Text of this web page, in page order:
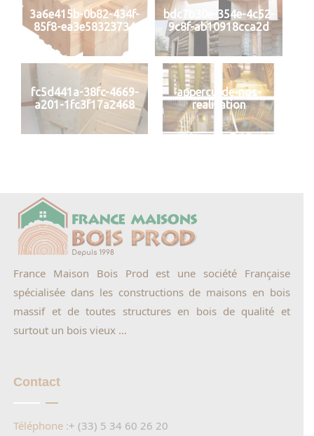
3a6e415b-0b82-434f-
85f8-ea3e58323734
bdc7b30e-354e-4c52-
9c8f-ab10918cca2d
fc5d441a-38fc-4669-
a201-1fc3f17a2468
appercu-de-nos-
realisation
France Maison Bois Prod est une société Française
spécialisée dans les constructions de maisons en bois
massif et de toutes structures en bois de qualité et
surtout un bois vieux ...
Contact
Téléphone :+ (33) 5 34 60 26 20